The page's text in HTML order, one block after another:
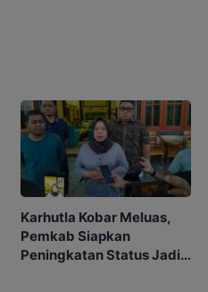
Karhutla Kobar Meluas,
Pemkab Siapkan
Peningkatan Status Jadi